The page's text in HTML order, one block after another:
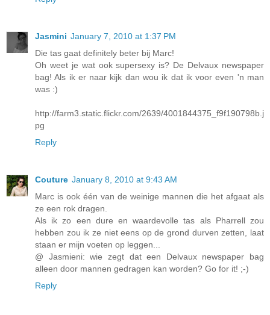
Jasmini January 7, 2010 at 1:37 PM
Die tas gaat definitely beter bij Marc!
Oh weet je wat ook supersexy is? De Delvaux newspaper
bag! Als ik er naar kijk dan wou ik dat ik voor even 'n man
was :)
http://farm3.static.flickr.com/2639/4001844375_f9f190798b.j
pg
Reply
Couture January 8, 2010 at 9:43 AM
Marc is ook één van de weinige mannen die het afgaat als
ze een rok dragen.
Als ik zo een dure en waardevolle tas als Pharrell zou
hebben zou ik ze niet eens op de grond durven zetten, laat
staan er mijn voeten op leggen...
@ Jasmieni: wie zegt dat een Delvaux newspaper bag
alleen door mannen gedragen kan worden? Go for it! ;-)
Reply